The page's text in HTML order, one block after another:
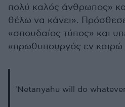
πολύ καλός άνθρωπος»
θέλω να κάνει». Πρόσθεσε
«σπουδαίος τύπος» και
«πρωθυπουργός εν καιρώ
'Netanyahu will do